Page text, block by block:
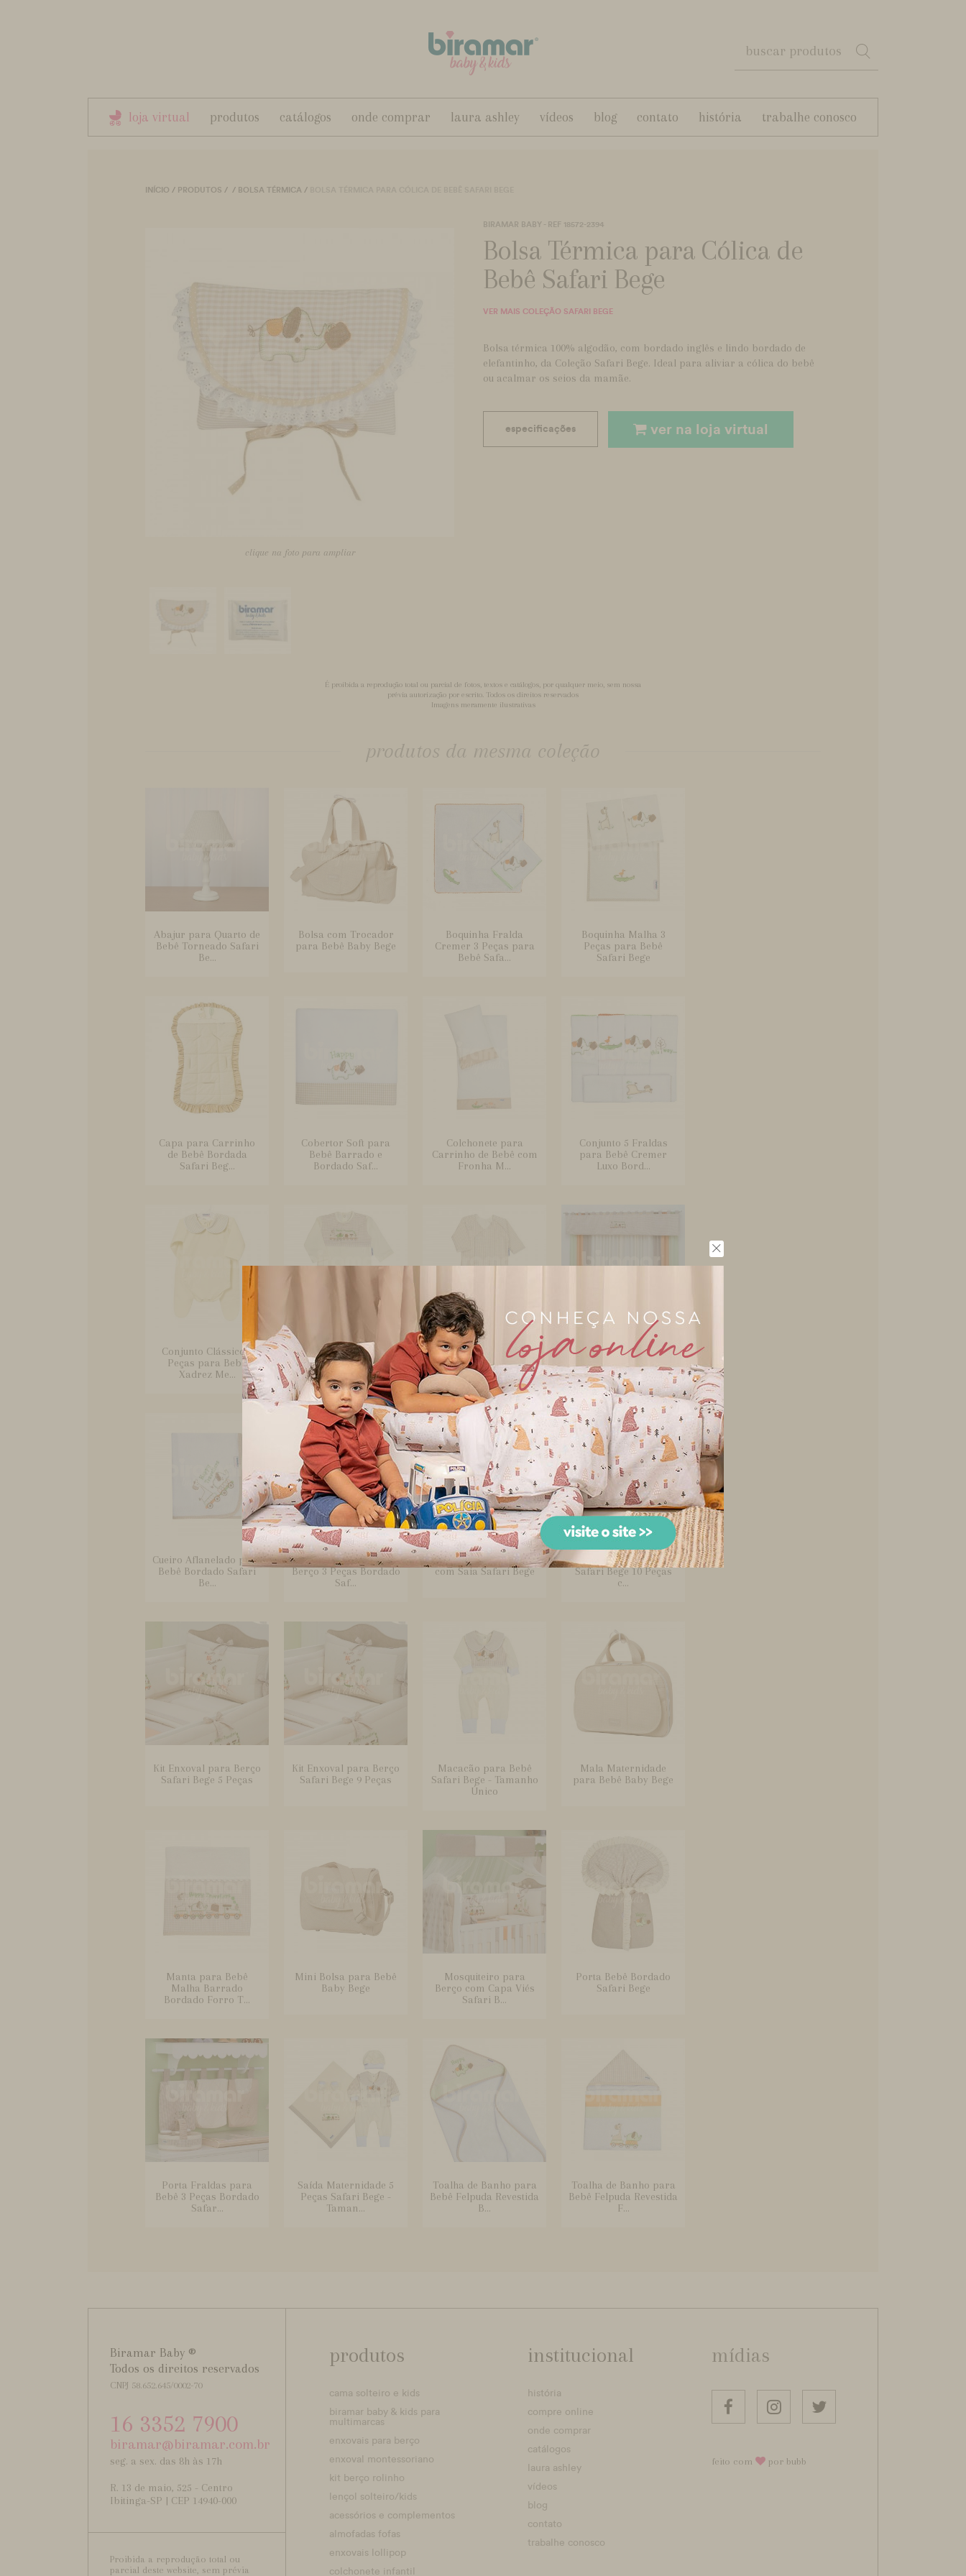
loja virtual produtos catálogos onde comprar laura ashley vídeos blog contato história trabalhe conosco
INÍCIO / PRODUTOS / / BOLSA TÉRMICA /
clique na foto para ampliar
BIRAMAR BABY - REF 18572-2394
Bolsa Térmica para Cólica de
Bebê Safari Bege
VER MAIS COLEÇÃO SAFARI BEGE
Bolsa térmica 100% algodão, com bordado inglês e lindo bordado de
elefantinho, da Coleção Safari Bege. Ideal para aliviar a cólica do bebê
ou acalmar os seios da mamãe.
especificações ver na loja virtual
É proibida a reprodução total ou parcial de fotos, textos e catálogos, por qualquer meio, sem nossa
prévia autorização por escrito. Todos os direitos reservados
Imagens meramente ilustrativas
produtos da mesma coleção
Abajur para Quarto de
Bebê Torneado Safari
Be...
Bolsa com Trocador
para Bebê Baby Bege
Boquinha Fralda
Cremer 3 Peças para
Bebê Safa...
Boquinha Malha 3
Peças para Bebê
Safari Bege
Capa para Carrinho
de Bebê Bordada
Safari Beg...
Cobertor Soft para
Bebê Barrado e
Bordado Saf...
Colchonete para
Carrinho de Bebê com
Fronha M...
Conjunto 5 Fraldas
para Bebê Cremer
Luxo Bord...
Conjunto Clássico 2
Peças para Bebê
Xadrez Me...
Conjunto Pagão para
Bebê 3 Peças Bordado
Safa...
Conjunto Quimono
Maternidade para
Bebê 3 Peça...
Cortina para Quarto
de Bebê com Bandô
Lapela...
Cueiro Aflanelado para
Bebê Bordado Safari
Be...
Jogo de Lençol para
Berço 3 Peças Bordado
Saf...
Kit Cama Babá 9 Peças
com Saia Safari Bege
Kit Enxoval para Berço
Safari Bege 10 Peças
c...
Kit Enxoval para Berço
Safari Bege 5 Peças
Kit Enxoval para Berço
Safari Bege 9 Peças
Macacão para Bebê
Safari Bege - Tamanho
Único
Mala Maternidade
para Bebê Baby Bege
Manta para Bebê
Malha Barrado
Bordado Forro T...
Mini Bolsa para Bebê
Baby Bege
Mosquiteiro para
Berço com Capa Viés
Safari B...
Porta Bebê Bordado
Safari Bege
Porta Fraldas para
Bebê 3 Peças Bordado
Safar...
Saída Maternidade 5
Peças Safari Bege -
Taman...
Toalha de Banho para
Bebê Felpuda Revestida
B...
Toalha de Banho para
Bebê Felpuda Revestida
F...
Biramar Baby ®
Todos os direitos reservados
CNPJ 58.652.645/0002-70
16 3352 7900
biramar@biramar.com.br
seg. a sex. das 8h às 17h
R. 13 de maio, 525 - Centro
Ibitinga-SP | CEP 14940-000
Proibida a reprodução total ou
parcial deste website, sem prévia
produtos
cama solteiro e kids
biramar baby & kids para
multimarcas
enxovais para berço
enxoval montessoriano
kit berço rolinho
lençol solteiro/kids
acessórios e complementos
almofadas fofas
enxovais lollipop
colchonete infantil
institucional
história
compre online
onde comprar
catálogos
laura ashley
vídeos
blog
contato
trabalhe conosco
mídias
feito com por bubb